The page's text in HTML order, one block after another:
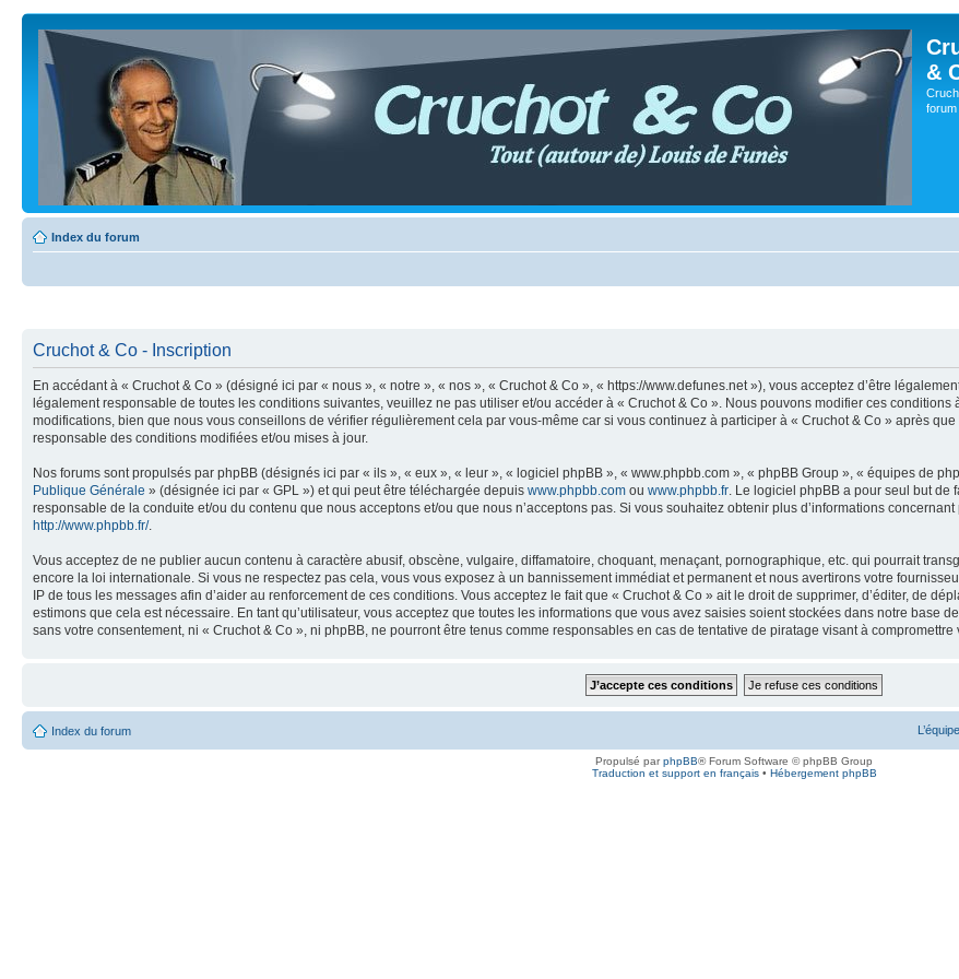
&
forum
Index du forum
Cruchot & Co - Inscription
En accédant à « Cruchot & Co » (désigné ici par « nous », « notre », « nos », « Cruchot & Co », « https://www.defunes.net »), vous acceptez d’être
légalement responsable de toutes les conditions suivantes, veuillez ne pas utiliser et/ou accéder à « Cruchot & Co ». Nous pouvons modifier ces
modifications, bien que nous vous conseillons de vérifier régulièrement cela par vous-même car si vous continuez à participer à « Cruchot & Co » après
responsable des conditions modifiées et/ou mises à jour.
Nos forums sont propulsés par phpBB (désignés ici par « ils », « eux », « leur », « logiciel phpBB », « www.phpbb.com », « phpBB Group », « équipes de
Publique Générale » (désignée ici par « GPL ») et qui peut être téléchargée depuis www.phpbb.com ou www.phpbb.fr . Le logiciel phpBB a pour seul but
responsable de la conduite et/ou du contenu que nous acceptons et/ou que nous n’acceptons pas. Si vous souhaitez obtenir plus d’informations
http://www.phpbb.fr/.
Vous acceptez de ne publier aucun contenu à caractère abusif, obscène, vulgaire, diffamatoire, choquant, menaçant, pornographique, etc. qui pourrait
encore la loi internationale. Si vous ne respectez pas cela, vous vous exposez à un bannissement immédiat et permanent et nous avertirons votre
IP de tous les messages afin d’aider au renforcement de ces conditions. Vous acceptez le fait que « Cruchot & Co » ait le droit de supprimer, d’éditer, de
estimons que cela est nécessaire. En tant qu’utilisateur, vous acceptez que toutes les informations que vous avez saisies soient stockées dans notre base
sans votre consentement, ni « Cruchot & Co », ni phpBB, ne pourront être tenus comme responsables en cas de tentative de piratage visant à compromettre
Index du forum L’équipe
Propulsé parphpBB® Forum Software © phpBB Group
Traduction et support en français• Hébergement phpBB